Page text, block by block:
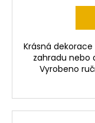
Krásná
zahradu nebo
Vyrobeno